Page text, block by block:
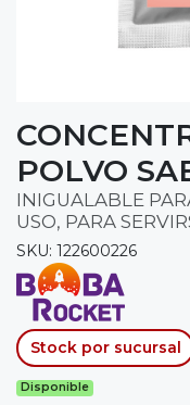
POLVO
INIGUALABLE
USO, PARA
SKU: 122600226
Stock por sucursal
Disponible